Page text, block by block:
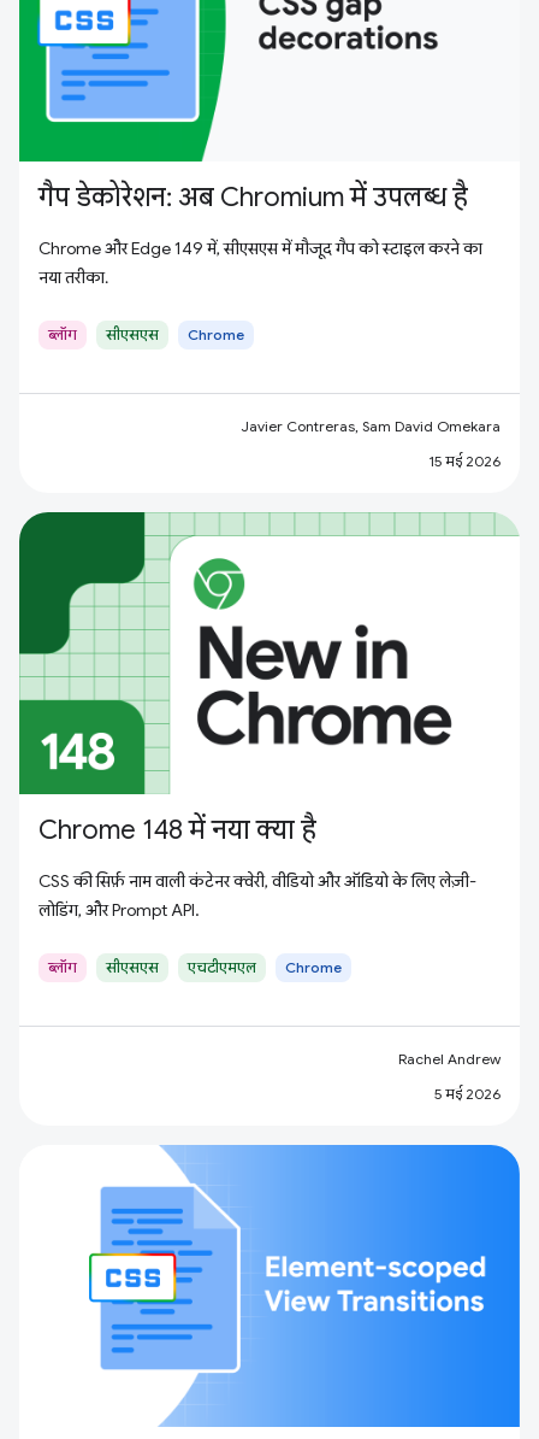
गैप डेकोरेशन: अब Chromium में उपलब्ध है
Chrome और Edge 149 में, सीएसएस में मौजूद गैप को स्टाइल करने का
नया तरीका.
ब्लॉग सीएसएस Chrome
Javier Contreras, Sam David Omekara
15 मई 2026
Chrome 148 में नया क्या है
CSS की सिर्फ़ नाम वाली कंटेनर क्वेरी, वीडियो और ऑडियो के लिए लेज़ी-
लोडिंग, और Prompt API.
ब्लॉग सीएसएस एचटीएमएल Chrome
Rachel Andrew
5 मई 2026